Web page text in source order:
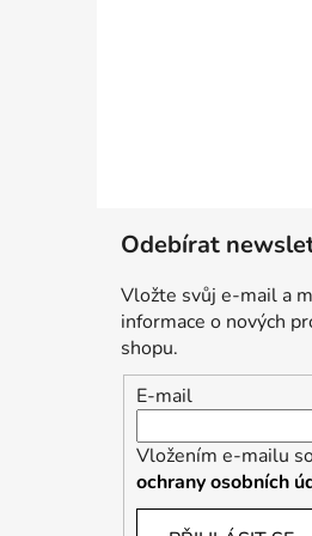
Odebírat
Vložte svůj e-mail a
informace o nových
shopu.
E-mail
Vložením e-mailu
ochrany osobních